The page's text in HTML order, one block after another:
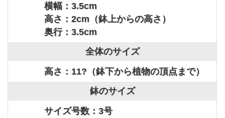
横幅：3.5cm
高さ：2cm（鉢上からの高さ）
奥行：3.5cm
全体のサイズ
高さ：11?（鉢下から植物の頂点まで）
鉢のサイズ
サイズ号数：3号